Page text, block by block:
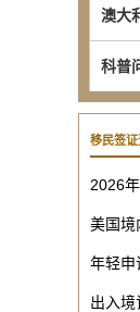
澳大
科普
移民签证
2026
美国境
年轻申
出入境